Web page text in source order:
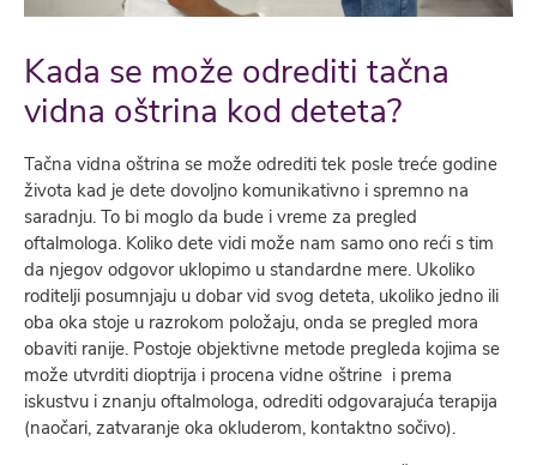
Kada se može odrediti tačna
vidna oštrina kod deteta?
Tačna vidna oštrina se može odrediti tek posle treće godine
života kad je dete dovoljno komunikativno i spremno na
saradnju. To bi moglo da bude i vreme za pregled
oftalmologa. Koliko dete vidi može nam samo ono reći s tim
da njegov odgovor uklopimo u standardne mere. Ukoliko
roditelji posumnjaju u dobar vid svog deteta, ukoliko jedno ili
oba oka stoje u razrokom položaju, onda se pregled mora
obaviti ranije. Postoje objektivne metode pregleda kojima se
može utvrditi dioptrija i procena vidne oštrine i prema
iskustvu i znanju oftalmologa, odrediti odgovarajuća terapija
(naočari, zatvaranje oka okluderom, kontaktno sočivo).